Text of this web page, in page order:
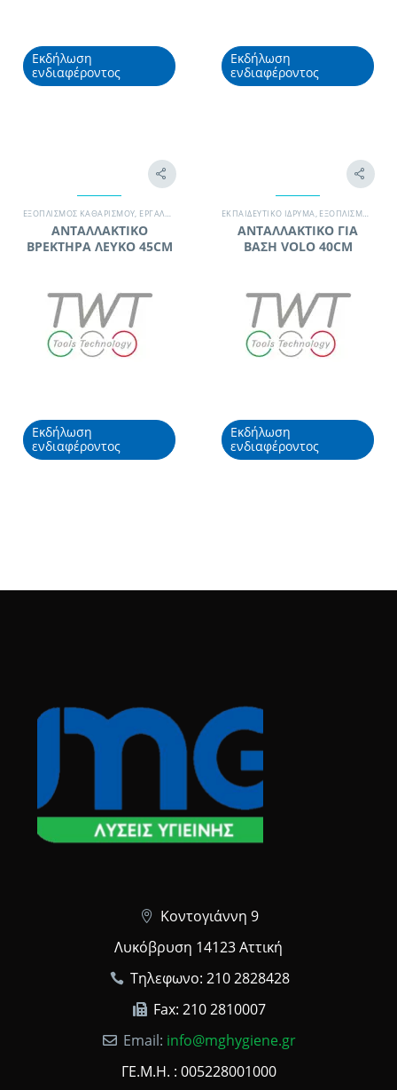
Εκδήλωση
ενδιαφέροντος
Εκδήλωση
ενδιαφέροντος
ΕΞΟΠΛΙΣΜΌΣ ΚΑΘΑΡΙΣΜΟΎ, ΕΡΓΑΛΕΊΑ ΚΑΘΑΡΙΣΜΟΎ ,ΚΑΘΑΡΙΣΜΌΣ ΤΖΑΜΙΏΝ,ΣΥΝΕΡΓΕΊΟ
ΑΝΤΑΛΛΑΚΤΙΚΟ
ΒΡΕΚΤΗΡΑ ΛΕΥΚΟ 45CM
Εκδήλωση
ενδιαφέροντος
ΕΚΠΑΙΔΕΥΤΙΚΌ ΊΔΡΥΜΑ, ΕΞΟΠΛΙΣΜΌΣ ΚΑΘΑΡΙΣΜΟΎ
ΑΝΤΑΛΛΑΚΤΙΚΟ ΓΙΑ
ΒΑΣΗ VOLO 40CM
Εκδήλωση
ενδιαφέροντος
Κοντογιάννη 9
Λυκόβρυση 14123 Αττική
Τηλεφωνο: 210 2828428
Fax: 210 2810007
Email: info@mghygiene.gr
ΓΕ.Μ.Η. : 005228001000